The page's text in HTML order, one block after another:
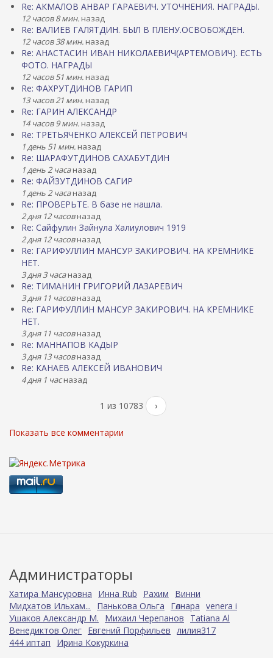
Re: АКМАЛОВ АНВАР ГАРАЕВИЧ. УТОЧНЕНИЯ. НАГРАДЫ.
12 часов 8 мин. назад
Re: ВАЛИЕВ ГАЛЯТДИН. БЫЛ В ПЛЕНУ.ОСВОБОЖДЕН.
12 часов 38 мин. назад
Re: АНАСТАСИН ИВАН НИКОЛАЕВИЧ(АРТЕМОВИЧ). ЕСТЬ
ФОТО. НАГРАДЫ
12 часов 51 мин. назад
Re: ФАХРУТДИНОВ ГАРИП
13 часов 21 мин. назад
Re: ГАРИН АЛЕКСАНДР
14 часов 9 мин. назад
Re: ТРЕТЬЯЧЕНКО АЛЕКСЕЙ ПЕТРОВИЧ
1 день 51 мин. назад
Re: ШАРАФУТДИНОВ САХАБУТДИН
1 день 2 часаназад
Re: ФАЙЗУТДИНОВ САГИР
1 день 2 часаназад
Re: ПРОВЕРЬТЕ. В базе не нашла.
2 дня 12 часовназад
Re: Сайфулин Зайнула Халиулович 1919
2 дня 12 часовназад
Re: ГАРИФУЛЛИН МАНСУР ЗАКИРОВИЧ. НА КРЕМНИКЕ
НЕТ.
3 дня 3 часаназад
Re: ТИМАНИН ГРИГОРИЙ ЛАЗАРЕВИЧ
3 дня 11 часовназад
Re: ГАРИФУЛЛИН МАНСУР ЗАКИРОВИЧ. НА КРЕМНИКЕ
НЕТ.
3 дня 11 часовназад
Re: МАННАПОВ КАДЫР
3 дня 13 часовназад
Re: КАНАЕВ АЛЕКСЕЙ ИВАНОВИЧ
4 дня 1 часназад
1 из 10783 ›
Показать все комментарии
Администраторы
Хатира Мансуровна Инна Rub Рахим
Винни
Мидхатов Ильхам...
Панькова Ольга Гөлнара venera i
Ушаков Александр М.
Михаил Черепанов
Tatiana Al
Венедиктов Олег Евгений Порфильев лилия317
444 иптап
Ирина Кокуркина